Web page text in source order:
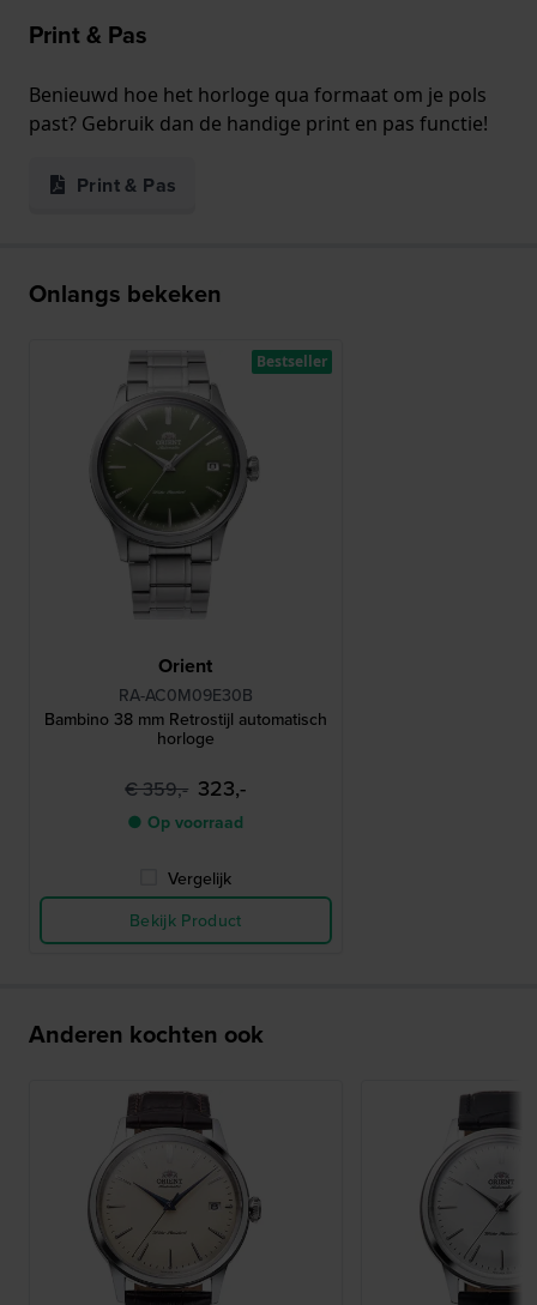
Print & Pas
Benieuwd hoe het horloge qua formaat om je pols
past? Gebruik dan de handige print en pas functie!
Print & Pas
Onlangs bekeken
Orient
RA-AC0M09E30B
Bambino 38 mm Retrostijl automatisch
horloge
€ 359,- 323,-
● Op voorraad
Vergelijk
Bekijk Product
Bestseller
Anderen kochten ook